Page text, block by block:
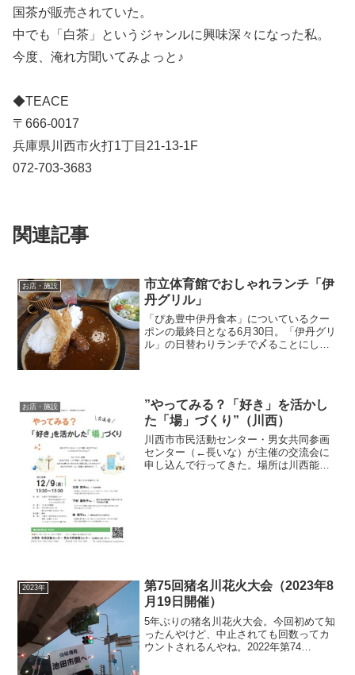
国茶が販売されていた。
中でも「白茶」というジャンルに興味深々になった私。
今度、淹れ方聞いてみよっと♪
◆TEACE
〒666-0017
兵庫県川西市火打1丁目21-13-1F
072-703-3683
関連記事
お店・施設
市立体育館でおしゃれランチ「伊
丹グリル」
「ぴあ豊中伊丹食本」についているクー
ポンの最終日となる6月30日。「伊丹グリ
ル」の日替わりランチで〆ることにし
お店・施設
”やってみる？「好き」を活かし
た「場」づくり”（川西）
川西市市民活動センター・男女共同参画
センター（←長いな）が主催の交流会に
申し込んで行ってきた。場所は川西能勢
2023年
第75回猪名川花火大会（2023年8
月19日開催）
5年ぶりの猪名川花火大会。今回初めて知
ったんやけど、中止されても回数ってカ
ウントされるんやね。2022年第74